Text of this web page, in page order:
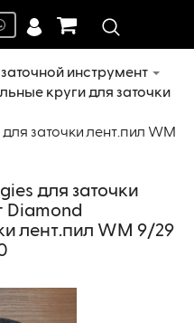
инструмент
круги для заточки
заточки лент.пил WM
для заточки
Diamond
лент.пил WM 9/29